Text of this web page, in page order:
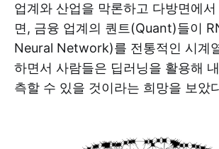
업계와 산업을 막론하고 다방면에
면, 금융 업계의 퀀트(Quant)들이
Neural Network)를 전통적인 시계
하면서 사람들은 딥러닝을 활용해
측할 수 있을 것이라는 희망을 보았